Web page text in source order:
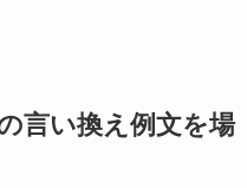
言い換え例文を場